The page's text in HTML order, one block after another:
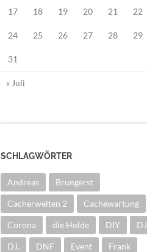
17 18 19 20 21 22
24 25 26 27 28 29
31
« Juli
SCHLAGWÖRTER
Andreas Brungerst
Cacherwelten 2 Cachewartung
Corona die Holde DIY DJ
DJ. DNF Event Frank